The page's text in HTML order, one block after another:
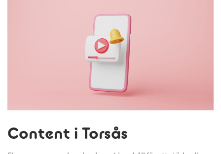
Content i Torsås